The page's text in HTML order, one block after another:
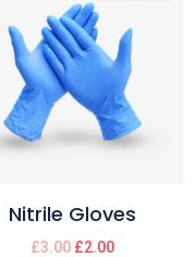
Nitrile Gloves
£3.00 £2.00